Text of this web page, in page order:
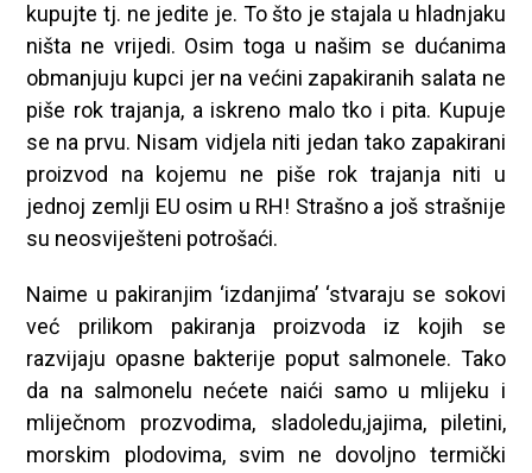
kupujte tj. ne jedite je. To što je stajala u hladnjaku
ništa ne vrijedi. Osim toga u našim se dućanima
obmanjuju kupci jer na većini zapakiranih salata ne
piše rok trajanja, a iskreno malo tko i pita. Kupuje
se na prvu. Nisam vidjela niti jedan tako zapakirani
proizvod na kojemu ne piše rok trajanja niti u
jednoj zemlji EU osim u RH! Strašno a još strašnije
su neosviješteni potrošaći.
Naime u pakiranjim ‘izdanjima’ ‘stvaraju se sokovi
već prilikom pakiranja proizvoda iz kojih se
razvijaju opasne bakterije poput salmonele. Tako
da na salmonelu nećete naići samo u mlijeku i
mliječnom prozvodima, sladoledu,jajima, piletini,
morskim plodovima, svim ne dovoljno termički